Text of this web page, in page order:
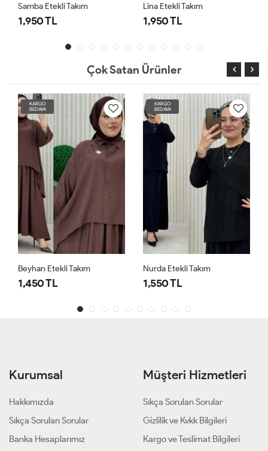
Samba Etekli Takım
1,950 TL
Lina Etekli Takım
1,950 TL
Çok Satan Ürünler
KARGO
BEDAVA
Beyhan Etekli Takım
1,450 TL
KARGO
BEDAVA
Nurda Etekli Takım
1,550 TL
Kurumsal
Hakkımızda
Sıkça Sorulan Sorular
Banka Hesaplarımız
Müşteri Hizmetleri
Sıkça Sorulan Sorular
Gizlilik ve Kvkk Bilgileri
Kargo ve Teslimat Bilgileri